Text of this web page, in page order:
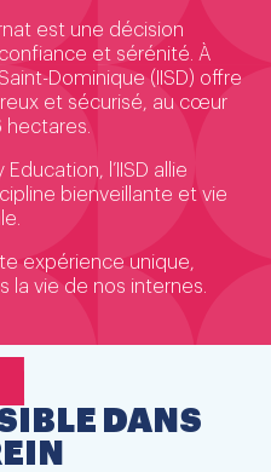
est une décision
et sérénité. À
Dominique (IISD) offre
et sécurisé, au cœur
hectares.
l’IISD allie
bienveillante et vie
expérience unique,
la vie de nos internes.
DANS